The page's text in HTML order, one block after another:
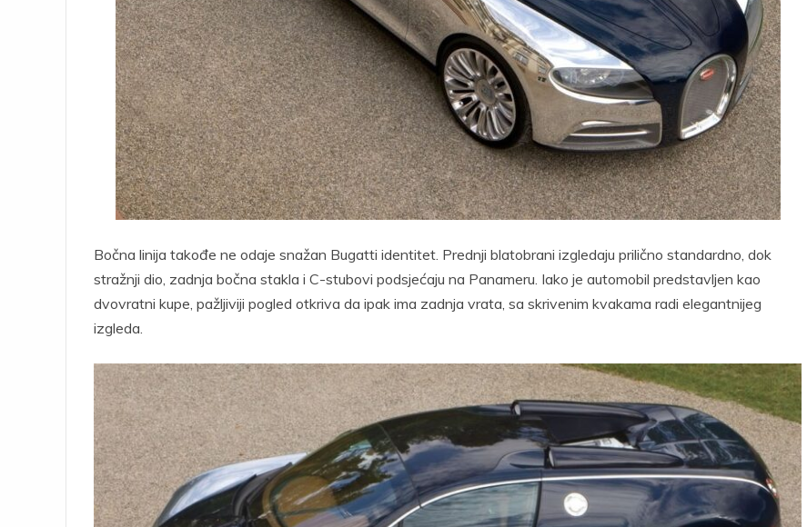
Bočna linija takođe ne odaje snažan Bugatti identitet. Prednji blatobrani izgledaju prilično standardno, dok
stražnji dio, zadnja bočna stakla i C-stubovi podsjećaju na Panameru. Iako je automobil predstavljen kao
dvovratni kupe, pažljiviji pogled otkriva da ipak ima zadnja vrata, sa skrivenim kvakama radi elegantnijeg
izgleda.